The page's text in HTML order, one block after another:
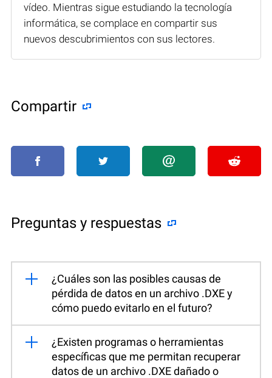
vídeo. Mientras sigue estudiando la tecnología
informática, se complace en compartir sus
nuevos descubrimientos con sus lectores.
Compartir
Preguntas y respuestas
¿Cuáles son las posibles causas de
pérdida de datos en un archivo .DXE y
cómo puedo evitarlo en el futuro?
¿Existen programas o herramientas
específicas que me permitan recuperar
datos de un archivo .DXE dañado o